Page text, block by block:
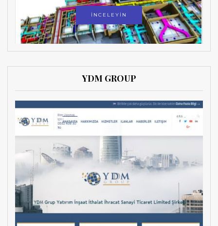
İNCELEYİN
YDM GROUP